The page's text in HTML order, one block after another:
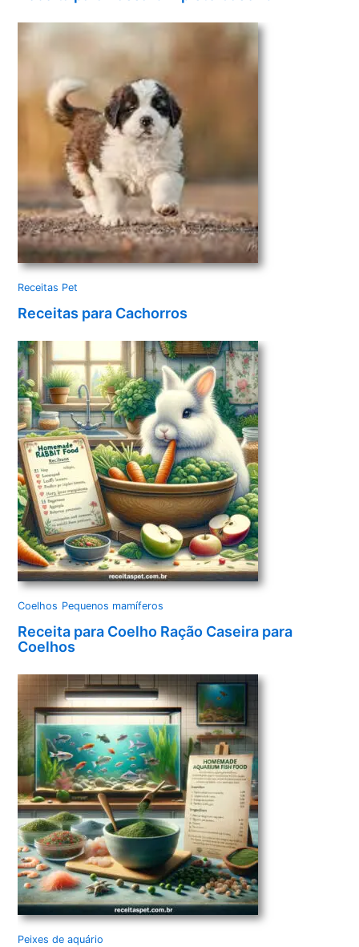
Receitas Pet
Receitas para Cachorros
Coelhos Pequenos mamíferos
Receita para Coelho Ração Caseira para
Coelhos
Peixes de aquário